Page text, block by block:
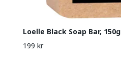
Loelle Black Soap Bar, 150g
199 kr